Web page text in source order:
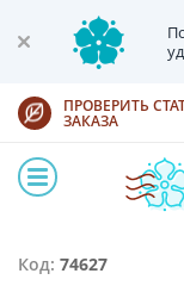
ПРОВЕРИТЬ
ЗАКАЗА
Код: 74627